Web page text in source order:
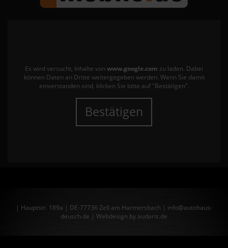
Es wird versucht, Inhalte von www.google.com zu laden. Dabei
können Daten an Dritte weitergegeben werden. Wenn Sie damit
einverstanden sind, klicken Sie bitte auf "Bestätigen".
Bestätigen
| Hauptstr. 189a | DE-77736 Zell am Harmersbach | info@autohaus-
deusch.de | Webdesign by audaris.de